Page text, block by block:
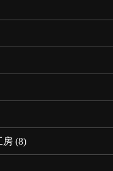
房 (8)